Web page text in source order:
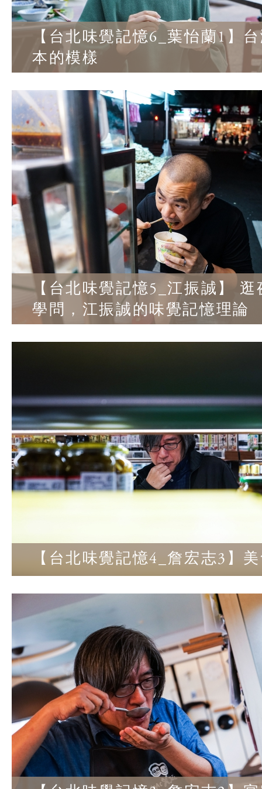
【台北味覺記憶6_葉怡蘭1】
本的模樣
【台北味覺記憶5_江振誠】 逛
學問，江振誠的味覺記憶理論
【台北味覺記憶4_詹宏志3】